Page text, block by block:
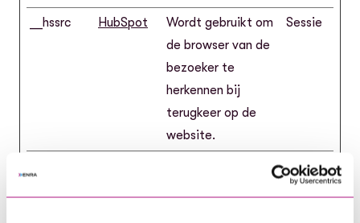
__hssrc HubSpot
Wordt gebruikt om
de browser van de
bezoeker te
herkennen bij
terugkeer op de
website.
Sessie
Stelt een unieke ID
180
dagen